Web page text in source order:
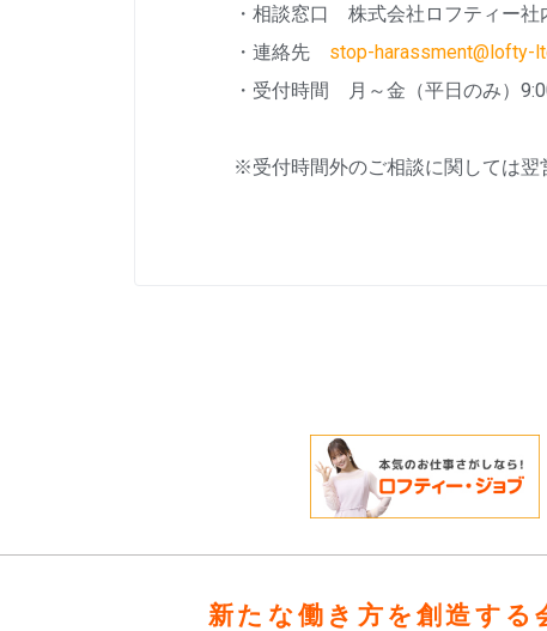
・相談窓口 株式会社ロフティー
・連絡先 stop-harassment@lofty-
・受付時間 月～金（平日のみ）
※受付時間外のご相談に関しては翌
新たな働き方を創造する